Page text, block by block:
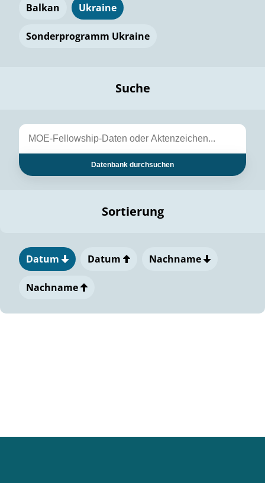
Balkan Ukraine
Sonderprogramm Ukraine
Suche
Datenbank durchsuchen
Sortierung
Datum Datum Nachname
Nachname